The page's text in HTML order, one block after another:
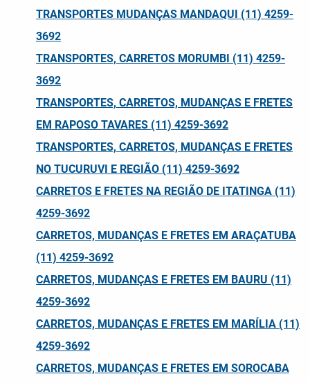
TRANSPORTES MUDANÇAS MANDAQUI (11) 4259-
3692
TRANSPORTES, CARRETOS MORUMBI (11) 4259-
3692
TRANSPORTES, CARRETOS, MUDANÇAS E FRETES
EM RAPOSO TAVARES (11) 4259-3692
TRANSPORTES, CARRETOS, MUDANÇAS E FRETES
NO TUCURUVI E REGIÃO (11) 4259-3692
CARRETOS E FRETES NA REGIÃO DE ITATINGA (11)
4259-3692
CARRETOS, MUDANÇAS E FRETES EM ARAÇATUBA
(11) 4259-3692
CARRETOS, MUDANÇAS E FRETES EM BAURU (11)
4259-3692
CARRETOS, MUDANÇAS E FRETES EM MARÍLIA (11)
4259-3692
CARRETOS, MUDANÇAS E FRETES EM SOROCABA